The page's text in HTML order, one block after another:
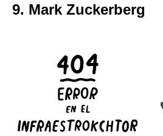
9. Mark Zuckerberg